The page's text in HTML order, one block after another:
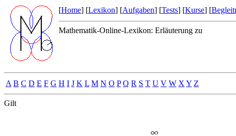
[Home] [Lexikon] [Aufgaben] [Tests] [Kurse] [
Mathematik-Online-Lexikon: Erläuterung zu
A B C D E F G H I J K L M N O P Q R S T U V W X Y Z
Gilt